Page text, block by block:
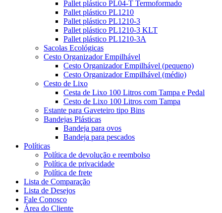
Pallet plástico PL04-T Termoformado
Pallet plástico PL1210
Pallet plástico PL1210-3
Pallet plástico PL1210-3 KLT
Pallet plástico PL1210-3A
Sacolas Ecológicas
Cesto Organizador Empilhável
Cesto Organizador Empilhável (pequeno)
Cesto Organizador Empilhável (médio)
Cesto de Lixo
Cesta de Lixo 100 Litros com Tampa e Pedal
Cesto de Lixo 100 Litros com Tampa
Estante para Gaveteiro tipo Bins
Bandejas Plásticas
Bandeja para ovos
Bandeja para pescados
Políticas
Política de devolução e reembolso
Política de privacidade
Política de frete
Lista de Comparação
Lista de Desejos
Fale Conosco
Área do Cliente